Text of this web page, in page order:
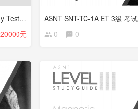
数字射线检测Digital Radiography Testing
20000元
ASNT SNT-TC-1A ET 3级 考试
0
0